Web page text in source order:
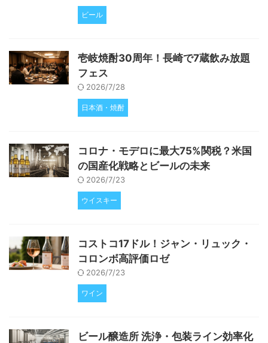
ビール
壱岐焼酎30周年！長崎で7蔵飲み放題
フェス
2026/7/28
日本酒・焼酎
コロナ・モデロに最大75%関税？米国
の国産化戦略とビールの未来
2026/7/23
ウイスキー
コストコ17ドル！ジャン・リュック・
コロンボ高評価ロゼ
2026/7/23
ワイン
ビール醸造所 洗浄・包装ライン効率化